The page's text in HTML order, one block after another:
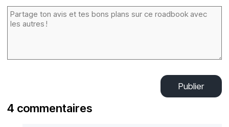
Publier
4 commentaires